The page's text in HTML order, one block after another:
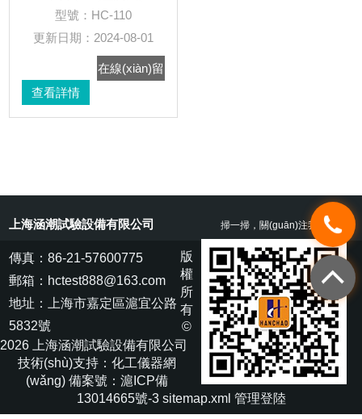
型號： HC-110
更新日期： 2024-08-01
查看詳情
在線(xiàn)留
上海涵潮試驗設備有限公司
傳真：86-21-57600775
郵箱：hctest888@163.com
地址：上海市嘉定區滬宜公路
5832號
掃一掃，關(guān)注我們
版
權
所
有
©
2026 上海涵潮試驗設備有限公司
技術(shù)支持：化工儀器網
(wǎng) 備案號：滬ICP備
13014665號-3 sitemap.xml 管理登陸